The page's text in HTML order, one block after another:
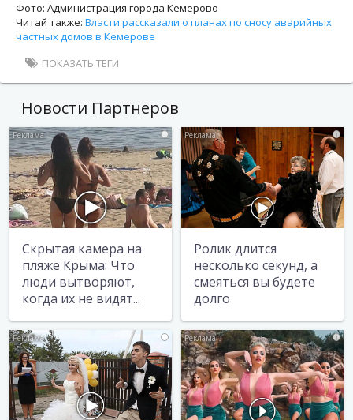
Фото: Администрация города Кемерово
Читай также: Власти рассказали о планах по сносу аварийных
частных домов в Кемерове
ПОКАЗАТЬ ТЕГИ
Новости Партнеров
i
Скрытая камера на
пляже Крыма: Что
люди вытворяют,
когда их не видят...
i
Ролик длится
несколько секунд, а
смеяться вы будете
долго
i i